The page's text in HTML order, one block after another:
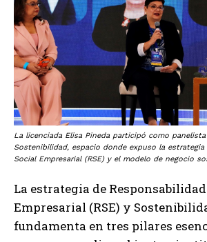
La licenciada Elisa Pineda participó como
Sostenibilidad, espacio donde expuso la estrategia
Social Empresarial (RSE) y el modelo de negocio
La estrategia de
Empresarial (RSE) y
fundamenta en tres pilares